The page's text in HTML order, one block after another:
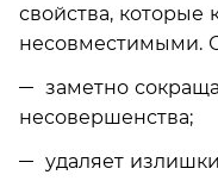
свойства, которые
несовместимыми.
заметно
несовершенства;
удаляет